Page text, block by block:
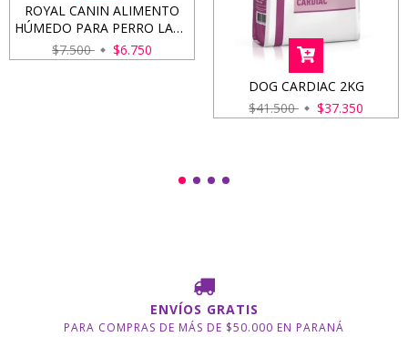
ROYAL CANIN ALIMENTO
HÚMEDO PARA PERRO LATA
GASTROINTESTINAL 200GRS
$7.500 $6.750
DOG CARDIAC 2KG
$41.500
$37.350
ENVÍOS GRATIS
PARA COMPRAS DE MÁS DE $50.000 EN PARANÁ